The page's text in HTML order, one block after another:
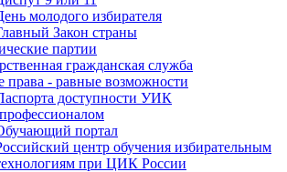
молодого избирателя
Закон страны
партии
гражданская служба
права - равные возможности
доступности УИК
портал
центр обучения избирательным
при ЦИК России